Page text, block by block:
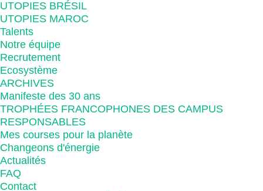
UTOPIES BRÉSIL
UTOPIES MAROC
Talents
Notre équipe
Recrutement
Ecosystème
ARCHIVES
Manifeste des 30 ans
TROPHÉES FRANCOPHONES DES CAMPUS
RESPONSABLES
Mes courses pour la planète
Changeons d'énergie
Actualités
FAQ
Contact